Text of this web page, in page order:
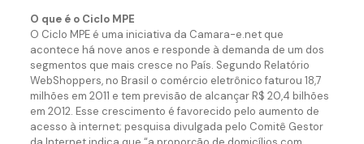
O que é o Ciclo MPE
O Ciclo MPE é uma iniciativa da Camara-e.net que
acontece há nove anos e responde à demanda de um dos
segmentos que mais cresce no País. Segundo Relatório
WebShoppers, no Brasil o comércio eletrônico faturou 18,7
milhões em 2011 e tem previsão de alcançar R$ 20,4 bilhões
em 2012. Esse crescimento é favorecido pelo aumento de
acesso à internet; pesquisa divulgada pelo Comitê Gestor